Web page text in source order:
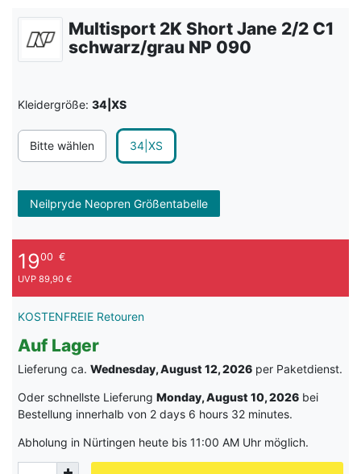
Multisport 2K Short Jane 2/2 C1
schwarz/grau NP 090
Kleidergröße: 34|XS
Bitte wählen 34|XS
Neilpryde Neopren Größentabelle
1900 €
UVP 89,90 €
KOSTENFREIE Retouren
Auf Lager
Lieferung ca. Wednesday, August 12, 2026 per Paketdienst.
Oder schnellste Lieferung Monday, August 10, 2026 bei
Bestellung innerhalb von 2 days 6 hours 32 minutes.
Abholung in Nürtingen heute bis 11:00 AM Uhr möglich.